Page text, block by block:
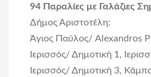
94 Παραλίες με Γαλάζιες
Δήμος Αριστοτέλη:
Άγιος Παύλος/ Alexandros
Ιερισσός/ Δημοτική 1,
Ιερισσός/ Δημοτική 3,